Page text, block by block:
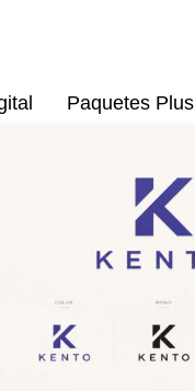
Paquetes Plus